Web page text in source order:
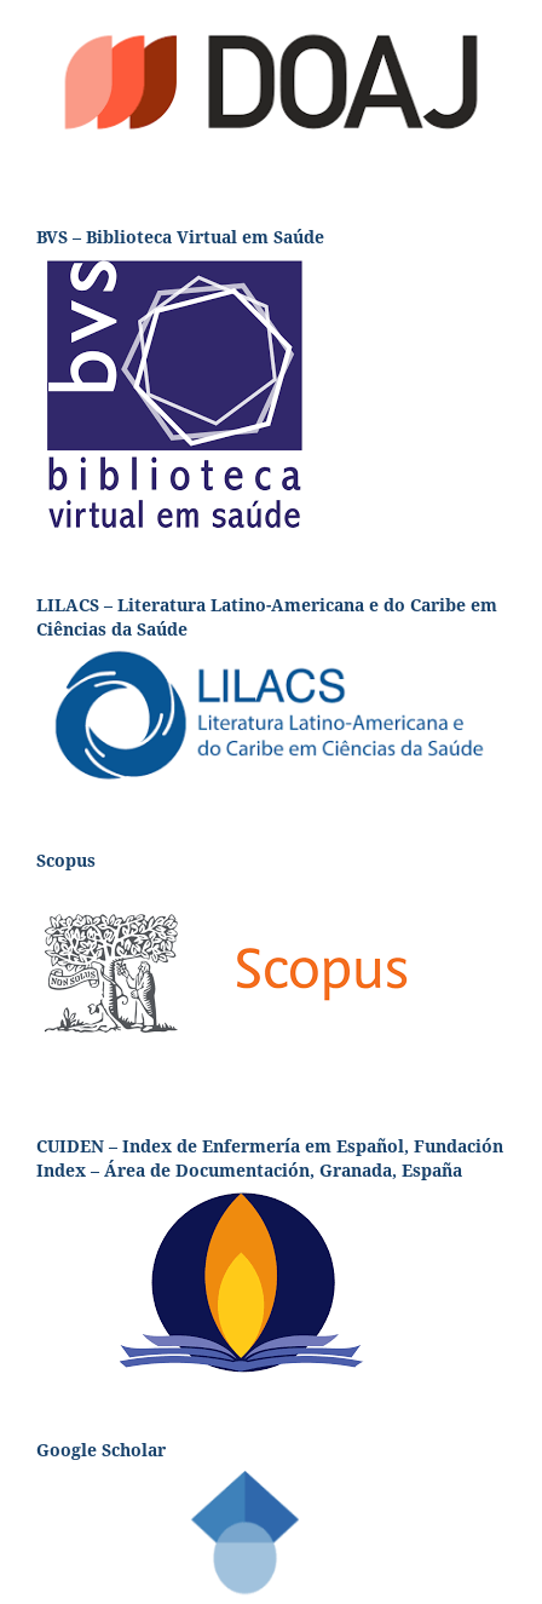
BVS – Biblioteca Virtual em Saúde
LILACS – Literatura Latino-Americana e do Caribe em
Ciências da Saúde
Scopus
CUIDEN – Index de Enfermería em Español, Fundación
Index – Área de Documentación, Granada, España
Google Scholar